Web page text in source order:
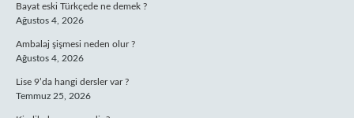
Bayat eski Türkçede ne demek ?
Ağustos 4, 2026
Ambalaj şişmesi neden olur ?
Ağustos 4, 2026
Lise 9’da hangi dersler var ?
Temmuz 25, 2026